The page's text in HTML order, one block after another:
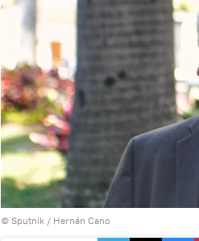
© Sputnik / Hernán Cano